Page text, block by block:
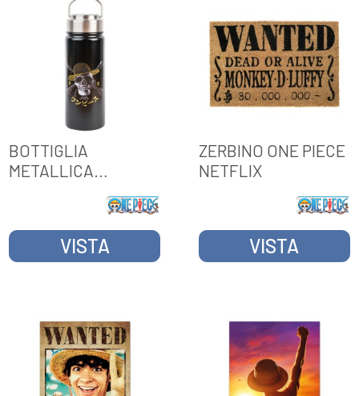
BOTTIGLIA
METALLICA
HOT&COLD 550ML
ONE PIECE NETFLIX
VISTA
ZERBINO ONE PIECE
NETFLIX
VISTA